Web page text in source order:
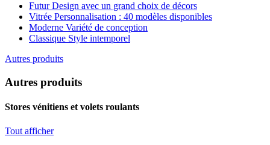
Futur Design avec un grand choix de décors
Vitrée Personnalisation : 40 modèles disponibles
Moderne Variété de conception
Classique Style intemporel
Autres produits
Autres produits
Stores vénitiens et volets roulants
Tout afficher